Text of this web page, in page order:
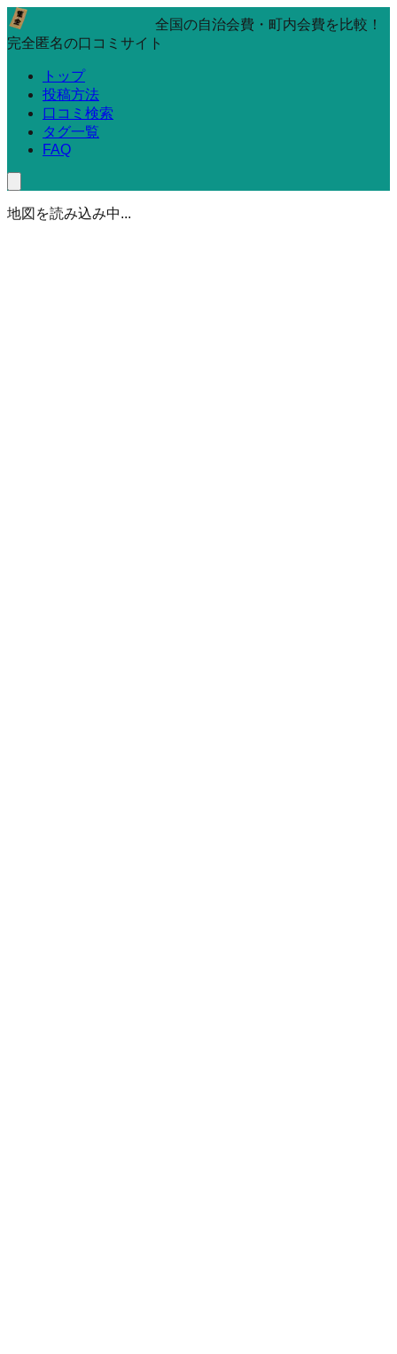
全国の自治会費・町内会費を比較！
完全匿名の口コミサイト
トップ
投稿方法
口コミ検索
タグ一覧
FAQ
地図を読み込み中...